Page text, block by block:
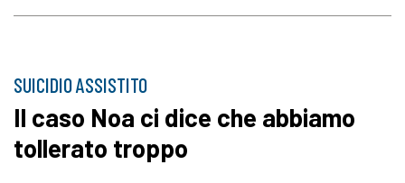
SUICIDIO ASSISTITO
Il caso Noa ci dice che abbiamo
tollerato troppo